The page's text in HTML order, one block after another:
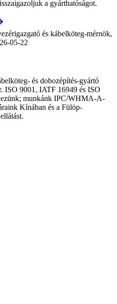
a gyárthatóságot.
és kábelköteg-mérnök,
05-22
és dobozépítés-gyártó
ISO 9001, IATF 16949 és ISO
munkánk IPC/WHMA-A-
Kínában és a Fülöp-